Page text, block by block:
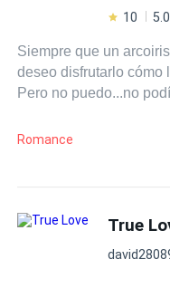
¿Conseguirán Crys y
ante las tentaciones y
amor?
10
Siempre que un
deseo disfrutarlo cómo
Pero no puedo...no podía hacerlo.
verde a tu suéter de
Romance
True